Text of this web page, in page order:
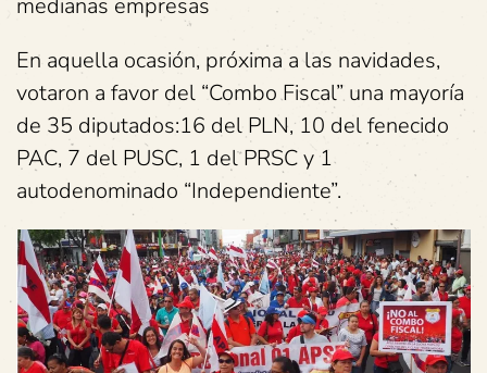
medianas empresas
En aquella ocasión, próxima a las navidades,
votaron a favor del “Combo Fiscal” una mayoría
de 35 diputados:16 del PLN, 10 del fenecido
PAC, 7 del PUSC, 1 del PRSC y 1
autodenominado “Independiente”.